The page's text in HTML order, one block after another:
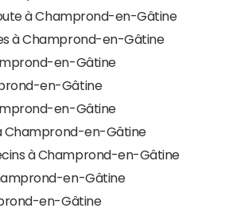
à Champrond-en-Gâtine
à Champrond-en-Gâtine
en-Gâtine
en-Gâtine
en-Gâtine
Champrond-en-Gâtine
à Champrond-en-Gâtine
en-Gâtine
en-Gâtine